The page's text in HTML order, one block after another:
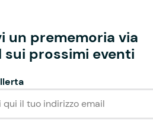
un prememoria via
sui prossimi eventi